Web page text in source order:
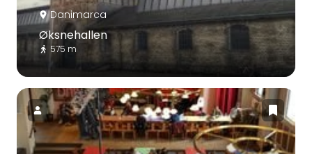
Danimarca
Øksnehallen
575 m